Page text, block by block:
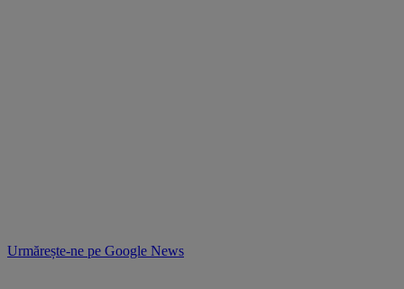
Urmărește-ne pe Google News